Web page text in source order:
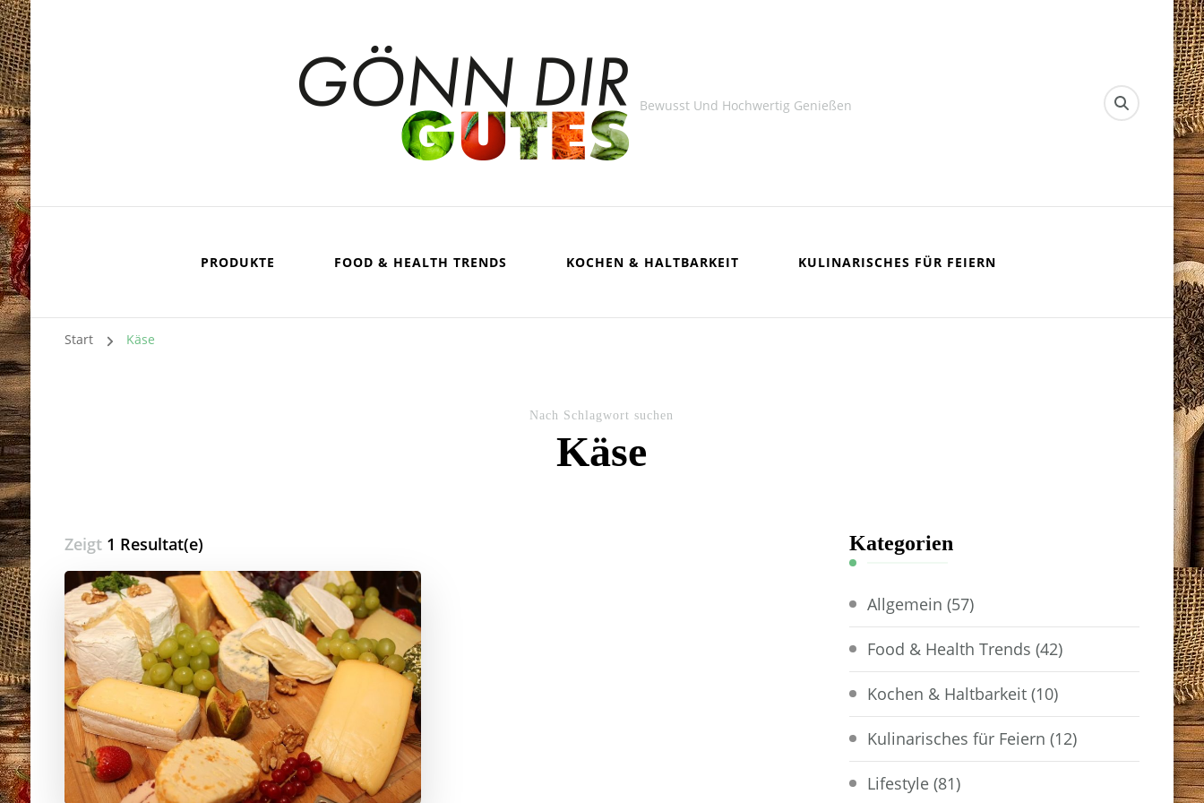
Bewusst Und Hochwertig Genießen
PRODUKTE FOOD & HEALTH TRENDS KOCHEN & HALTBARKEIT KULINARISCHES FÜR FEIERN
Start Käse
Nach Schlagwort suchen
Käse
Zeigt 1 Resultat(e) Kategorien
Allgemein (57)
Food & Health Trends (42)
Kochen & Haltbarkeit (10)
Kulinarisches für Feiern (12)
Lifestyle (81)